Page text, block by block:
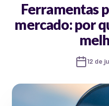
Ferramentas
mercado: por
12 de